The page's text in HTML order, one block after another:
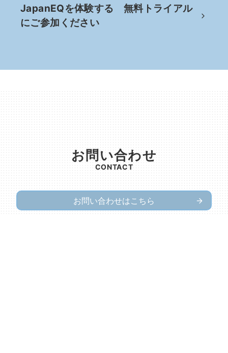
JapanEQを体験する 無料トライアル
にご参加ください
お問い合わせ
CONTACT
お問い合わせはこちら